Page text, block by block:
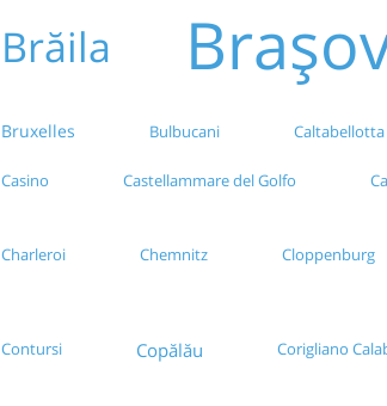
Brăila
Bruxelles Bulbucani Caltabellotta
Casino Castellammare del Golfo
Charleroi Chemnitz Cloppenburg
Contursi Copălău Corigliano